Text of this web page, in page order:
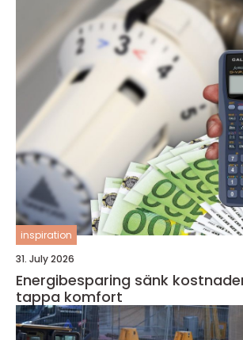
inspiration
31. July 2026
Energibesparing sänk kostnaderna utan att
tappa komfort